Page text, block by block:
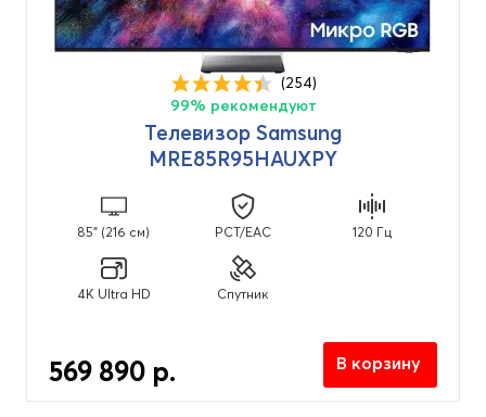
(254)
99% рекомендуют
Телевизор Samsung
MRE85R95HAUXPY
85" (216 см) PCT/EAC 120 Гц
4K Ultra HD Спутник
569 890 р. В корзину